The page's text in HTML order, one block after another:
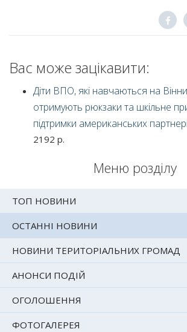
Меню розділу
ТОП НОВИНИ
ОСТАННІ НОВИНИ
НОВИНИ ТЕРИТОРІАЛЬНИХ ГРОМАД
АНОНСИ ПОДІЙ
ОГОЛОШЕННЯ
ФОТОГАЛЕРЕЯ
Вас може зацікавити:
Діти ВПО, які навчаються на
отримують рюкзаки та шкільне
підтримки американських
2192 р.